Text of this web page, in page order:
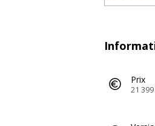
Prix
21